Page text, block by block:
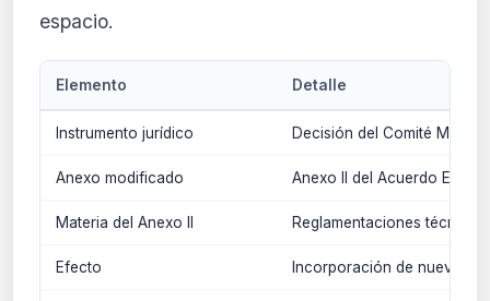
espacio.
Elemento Detalle
Instrumento jurídico Decisión del Comité Mixto
Anexo modificado Anexo II del Acuerdo EEE
Materia del Anexo II Reglamentaciones
Efecto Incorporación de nueva